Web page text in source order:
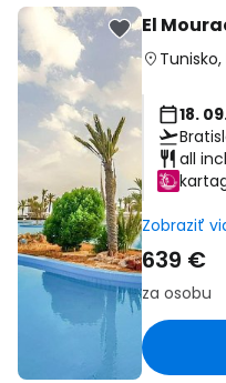
El
Tunisko,
18.
all
Zobraziť
639 €
za osobu